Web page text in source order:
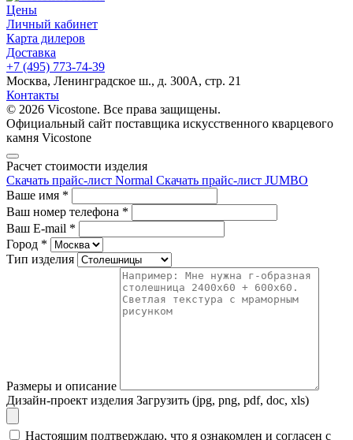
Цены
Личный кабинет
Карта дилеров
Доставка
+7 (495) 773-74-39
Москва, Ленинградское ш., д. 300А, стр. 21
Контакты
© 2026 Vicostone. Все права защищены.
Официальный сайт поставщика искусственного кварцевого
камня Vicostone
Расчет стоимости изделия
Скачать прайс-лист Normal Скачать прайс-лист JUMBO
Ваше имя *
Ваш номер телефона *
Ваш E-mail *
Город *
Тип изделия
Размеры и описание
Дизайн-проект изделия Загрузить (jpg, png, pdf, doc, xls)
Настоящим подтверждаю, что я ознакомлен и согласен с